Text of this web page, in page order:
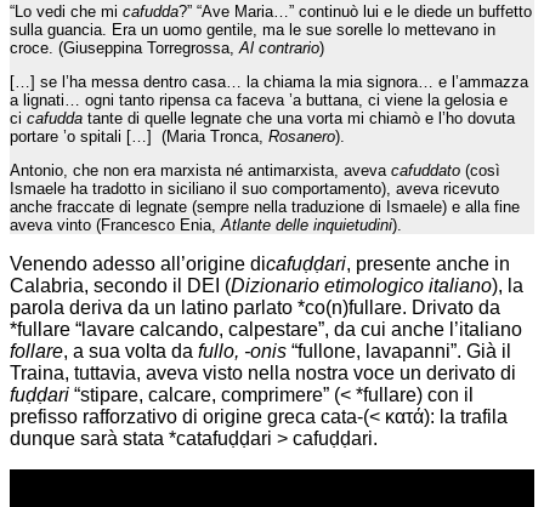
“Lo vedi che mi cafudda?” “Ave Maria…” continuò lui e le diede un buffetto
sulla guancia. Era un uomo gentile, ma le sue sorelle lo mettevano in
croce. (Giuseppina Torregrossa, Al contrario)
[…] se l’ha messa dentro casa… la chiama la mia signora… e l’ammazza
a lignati… ogni tanto ripensa ca faceva ’a buttana, ci viene la gelosia e
ci cafudda tante di quelle legnate che una vorta mi chiamò e l’ho dovuta
portare ’o spitali […] (Maria Tronca, Rosanero).
Antonio, che non era marxista né antimarxista, aveva cafuddato (così
Ismaele ha tradotto in siciliano il suo comportamento), aveva ricevuto
anche fraccate di legnate (sempre nella traduzione di Ismaele) e alla fine
aveva vinto (Francesco Enia, Atlante delle inquietudini).
Venendo adesso all’origine dicafuḍḍari, presente anche in
Calabria, secondo il DEI (Dizionario etimologico italiano), la
parola deriva da un latino parlato *co(n)fullare. Drivato da
*fullare “lavare calcando, calpestare”, da cui anche l’italiano
follare, a sua volta da fullo, -onis “fullone, lavapanni”. Già il
Traina, tuttavia, aveva visto nella nostra voce un derivato di
fuḍḍari “stipare, calcare, comprimere” (< *fullare) con il
prefisso rafforzativo di origine greca cata-(< κατά): la trafila
dunque sarà stata *catafuḍḍari > cafuḍḍari.